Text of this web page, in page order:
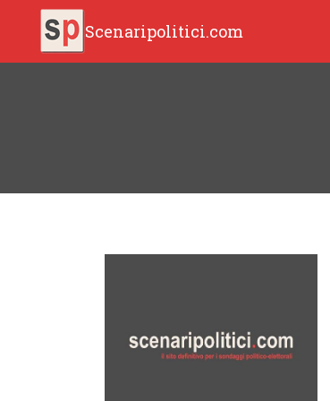
Scenaripolitici.com